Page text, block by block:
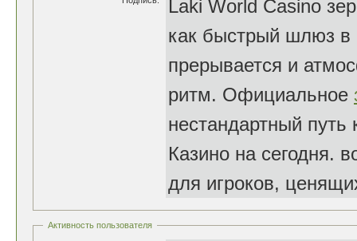
Laki World Casino
как быстрый шлюз в
прерывается и
ритм. Официальное
нестандартный
Казино на сегодня.
для игроков,
Активность пользователя